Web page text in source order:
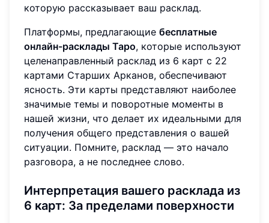
которую рассказывает ваш расклад.
Платформы, предлагающие бесплатные
онлайн-расклады Таро, которые используют
целенаправленный расклад из 6 карт с 22
картами Старших Арканов, обеспечивают
ясность. Эти карты представляют наиболее
значимые темы и поворотные моменты в
нашей жизни, что делает их идеальными для
получения общего представления о вашей
ситуации. Помните, расклад — это начало
разговора, а не последнее слово.
Интерпретация вашего расклада из
6 карт: За пределами поверхности